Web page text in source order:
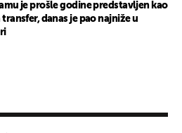
je prošle godine predstavljen kao
transfer, danas je pao najniže u